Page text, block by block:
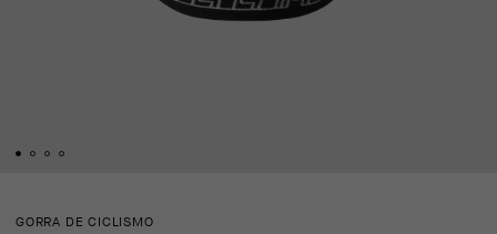
GORRA DE CICLISMO